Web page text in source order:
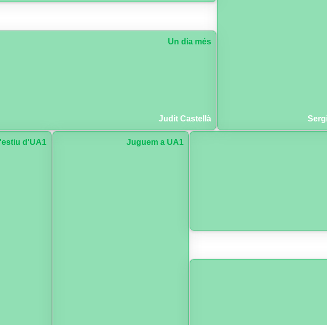
Un dia més
Judit Castellà
d'UA1 Juguem a UA1